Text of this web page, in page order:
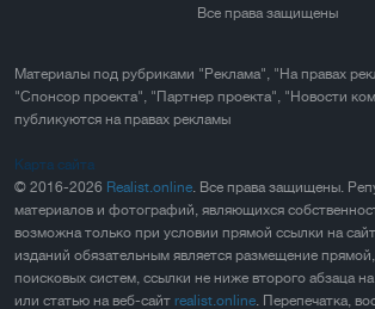
Все права защищены
Материалы под рубриками "Реклама", "На правах
"Спонсор проекта", "Партнер проекта", "Новости
публикуются на правах рекламы
Карта сайта
© 2016-2026 Realist.online . Все права защищены.
материалов и фотографий, являющихся
возможна только при условии прямой ссылки на
изданий обязательным является размещение
поисковых систем, ссылки не ниже второго абзаца
или статью на веб-сайт realist.online . Перепечатка,